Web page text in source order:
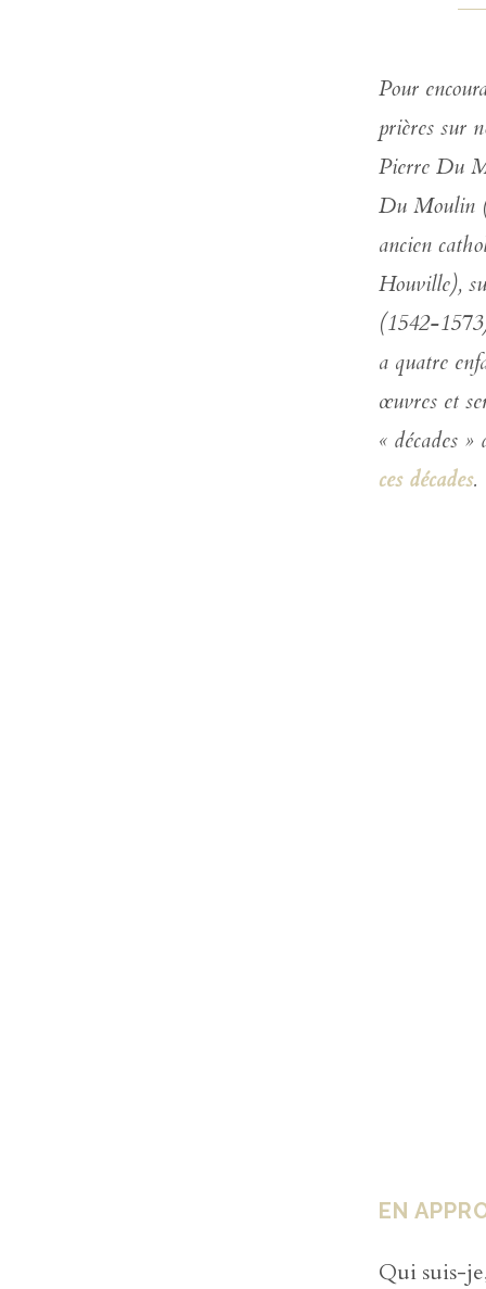
Pour
prières sur
Pierre Du
Du Moulin
ancien
Houville),
(1542-
a quatre
œuvres et
« décades
ces décades.
EN
Qui suis-